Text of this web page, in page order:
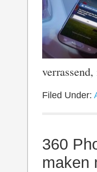
Filed Under:
360
maken